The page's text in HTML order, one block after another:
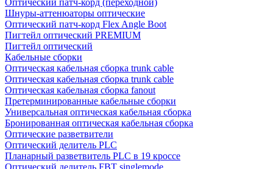
Оптический патч-корд (переходной)
Шнуры-аттенюаторы оптические
Оптический патч-корд Flex Angle Boot
Пигтейл оптический PREMIUM
Пигтейл оптический
Кабельные сборки
Оптическая кабельная сборка trunk cable
Оптическая кабельная сборка trunk cable
Оптическая кабельная сборка fanout
Претерминированные кабельные сборки
Универсальная оптическая кабельная сборка
Бронированная оптическая кабельная сборка
Оптические разветвители
Оптический делитель PLC
Планарный разветвитель PLC в 19 кроссе
Оптический делитель FBT singlemode